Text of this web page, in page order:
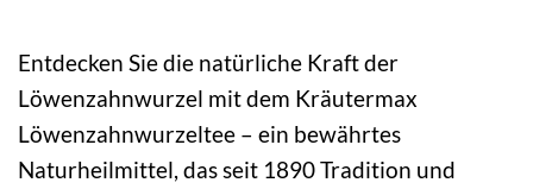
Entdecken Sie die natürliche Kraft der
Löwenzahnwurzel mit dem Kräutermax
Löwenzahnwurzeltee – ein bewährtes
Naturheilmittel, das seit 1890 Tradition und